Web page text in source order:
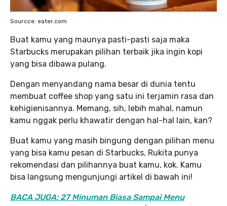
Sourcce: eater.com
Buat kamu yang maunya pasti-pasti saja maka
Starbucks merupakan pilihan terbaik jika ingin kopi
yang bisa dibawa pulang.
Dengan menyandang nama besar di dunia tentu
membuat coffee shop yang satu ini terjamin rasa dan
kehigienisannya. Memang, sih, lebih mahal, namun
kamu nggak perlu khawatir dengan hal-hal lain, kan?
Buat kamu yang masih bingung dengan pilihan menu
yang bisa kamu pesan di Starbucks, Rukita punya
rekomendasi dan pilihannya buat kamu, kok. Kamu
bisa langsung mengunjungi artikel di bawah ini!
BACA JUGA: 27 Minuman Biasa Sampai Menu